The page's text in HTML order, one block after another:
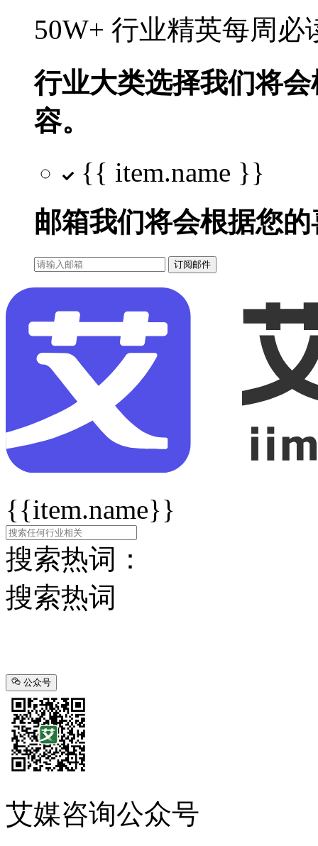
50W+ 行业精英每周
行业大类选择我们将
容。
{{ item.name }}
邮箱我们将会根据您
订阅邮件
{{item.name}}
搜索热词：
搜索热词
公众号
艾媒咨询公众号